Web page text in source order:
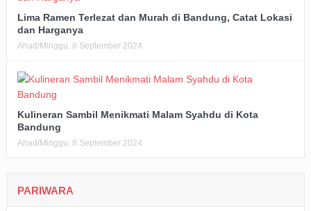
Lima Ramen Terlezat dan Murah di Bandung, Catat Lokasi
dan Harganya
Ahad/Minggu, 8 September 2024
Kulineran Sambil Menikmati Malam Syahdu di Kota
Bandung
Ahad/Minggu, 8 September 2024
PARIWARA